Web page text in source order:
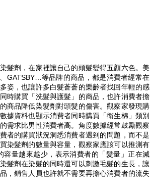
髮劑，在家裡讓自己的頭髮變得五顏六色。美
GATSBY…等品牌的商品，都是消費者經常在
姿，也讓許多白髮蒼蒼的樂齡者找回年輕的感
時購買「洗髮與護髮」的商品，也許消費者擔
商品降低染髮劑對頭髮的傷害。觀察家發現購
據資料也顯示消費者同時購買「衛生棉」類別
需求比男性消費者高。角度數據經常鼓勵觀察
者的購買狀況洞悉消費者遇到的問題，而不是
染髮劑的數量與容量，觀察家應該可以推測有
量越來越少，表示消費者的「髮量」正在減
髮劑在染髮的同時還可以刺激毛髮的生長，讓
，銷售人員也許就不需要再擔心消費者的流失